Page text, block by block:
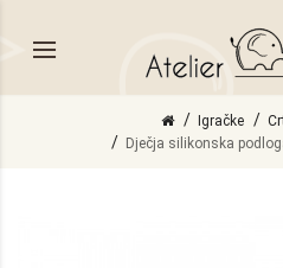
Igračke
Dječja silikonska